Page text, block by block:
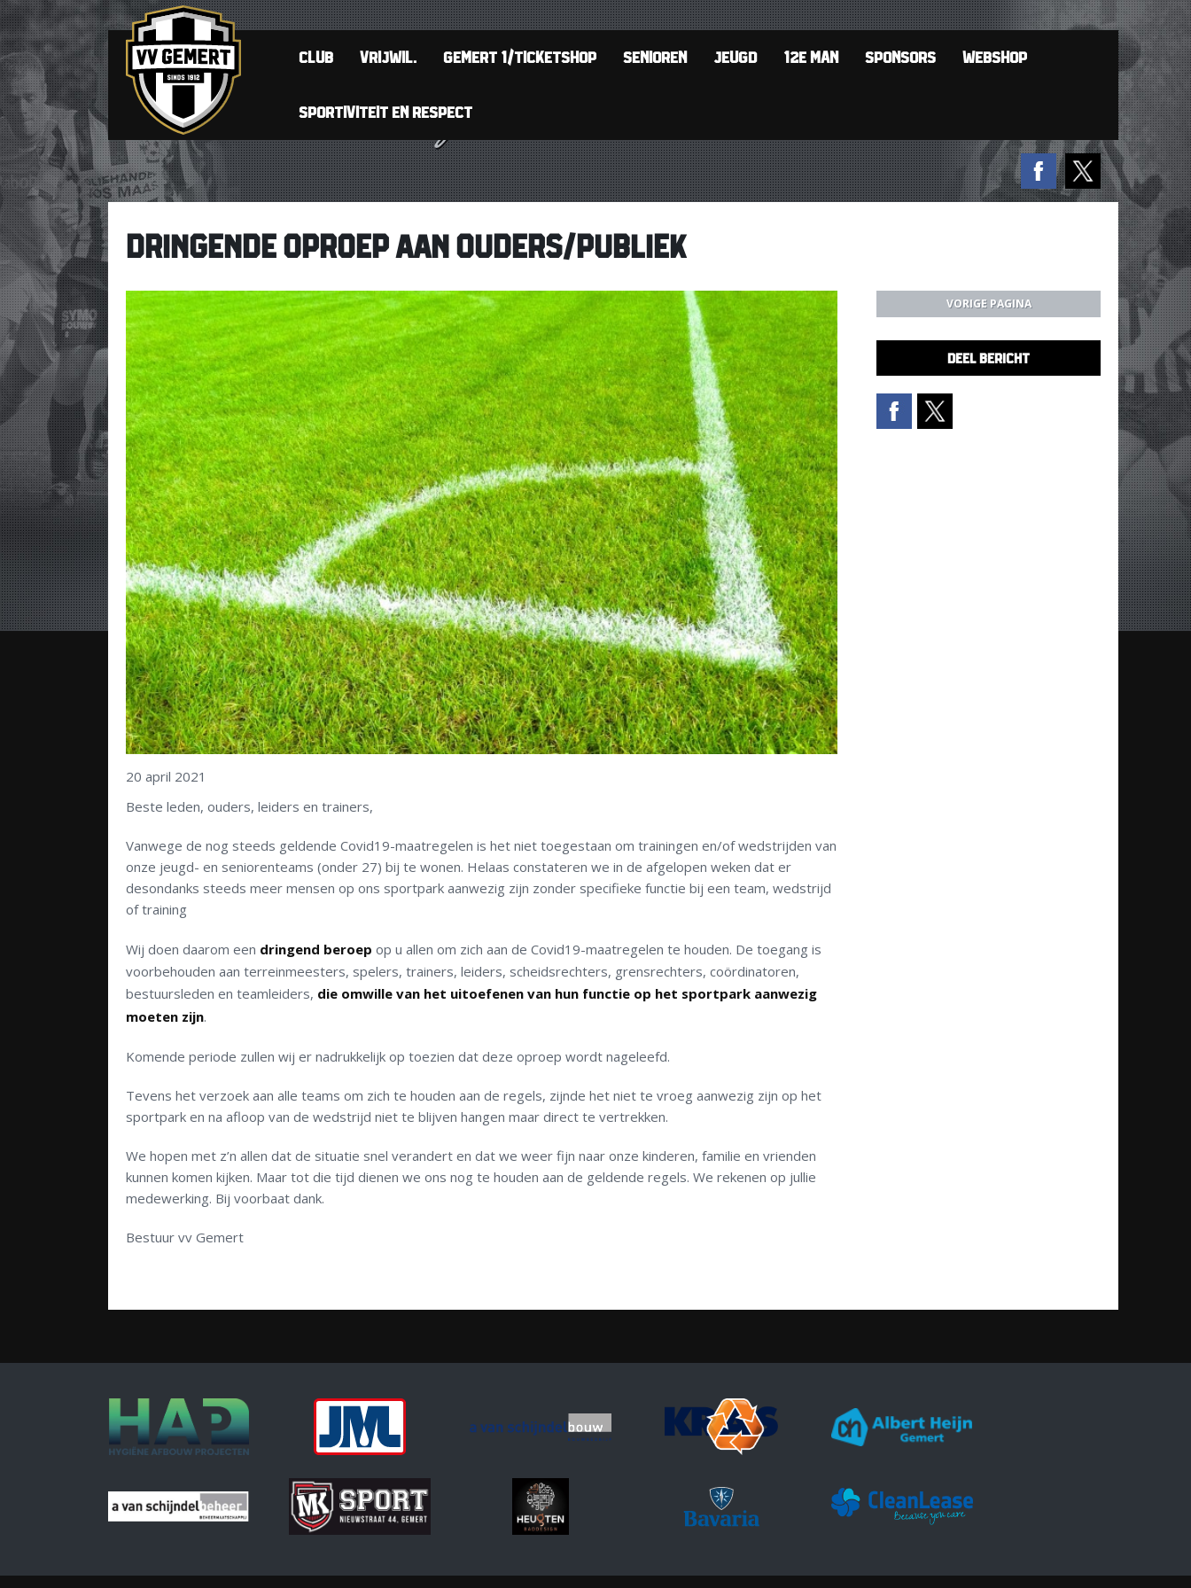
CLUB VRIJWIL. GEMERT 1/TICKETSHOP SENIOREN JEUGD 12E MAN SPONSORS WEBSHOP
SPORTIVITEIT EN RESPECT
DRINGENDE OPROEP AAN OUDERS/PUBLIEK
20 april 2021
Beste leden, ouders, leiders en trainers,
Vanwege de nog steeds geldende Covid19-maatregelen is het niet toegestaan om trainingen en/of wedstrijden van
onze jeugd- en seniorenteams (onder 27) bij te wonen. Helaas constateren we in de afgelopen weken dat er
desondanks steeds meer mensen op ons sportpark aanwezig zijn zonder specifieke functie bij een team, wedstrijd
of training
Wij doen daarom een dringend beroep op u allen om zich aan de Covid19-maatregelen te houden. De toegang is
voorbehouden aan terreinmeesters, spelers, trainers, leiders, scheidsrechters, grensrechters, coördinatoren,
bestuursleden en teamleiders, die omwille van het uitoefenen van hun functie op het sportpark aanwezig
moeten zijn.
Komende periode zullen wij er nadrukkelijk op toezien dat deze oproep wordt nageleefd.
Tevens het verzoek aan alle teams om zich te houden aan de regels, zijnde het niet te vroeg aanwezig zijn op het
sportpark en na afloop van de wedstrijd niet te blijven hangen maar direct te vertrekken.
We hopen met z’n allen dat de situatie snel verandert en dat we weer fijn naar onze kinderen, familie en vrienden
kunnen komen kijken. Maar tot die tijd dienen we ons nog te houden aan de geldende regels. We rekenen op jullie
medewerking. Bij voorbaat dank.
Bestuur vv Gemert
VORIGE PAGINA
DEEL BERICHT